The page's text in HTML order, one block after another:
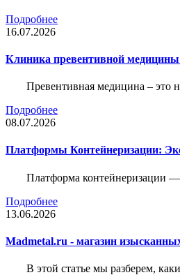
Подробнее
16.07.2026
Клиника превентивной медицины:
Превентивная медицина – это
Подробнее
08.07.2026
Платформы Контейнеризации:
Платформа контейнеризации
Подробнее
13.06.2026
Madmetal.ru - магазин
В этой статье мы разберем,